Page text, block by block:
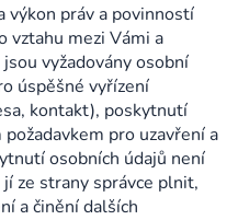
výkon práv a povinností
vztahu mezi Vámi a
vyžadovány osobní
úspěšné vyřízení
kontakt), poskytnutí
pro uzavření a
osobních údajů není
ze strany správce plnit,
a činění dalších